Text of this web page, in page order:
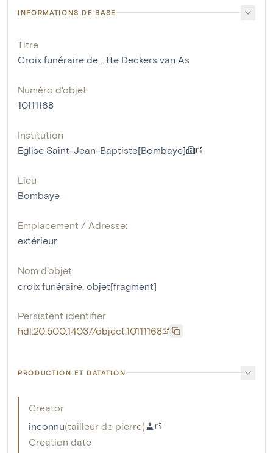
INFORMATIONS DE BASE
Titre
Croix funéraire de ...tte Deckers van As
Numéro d'objet
10111168
Institution
Eglise Saint-Jean-Baptiste[Bombaye]
Lieu
Bombaye
Emplacement / Adresse:
extérieur
Nom d'objet
croix funéraire, objet[fragment]
Persistent identifier
hdl:20.500.14037/object.10111168
PRODUCTION ET DATATION
Creator
inconnu(tailleur de pierre)
Creation date